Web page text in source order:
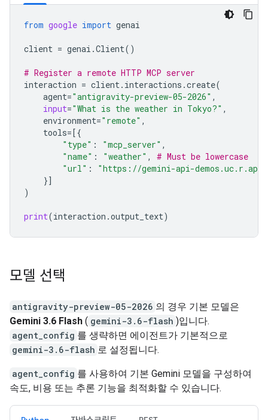
from google import genai
client = genai .Client()
# Register a remote HTTP MCP server
interaction = client. interactions .create(
agent="antigravity-preview-05-2026" ,
input="What is the weather in Tokyo?" ,
environment="remote" ,
tools=[{
"type" : "mcp_server" ,
"name" : "weather" ,
# Must be lowercase
"url" :
"https://gemini-api-
}]
)
print(interaction .output_text)
모델 선택
antigravity-preview-05-2026 의 경우 기본 모델은
Gemini 3.6 Flash ( gemini-3.6-flash )입니다.
agent_config 를 생략하면 에이전트가 기본적으로
gemini-3.6-flash 로 설정됩니다.
agent_config 를 사용하여 기본 Gemini 모델을 구성하여
속도, 비용 또는 추론 기능을 최적화할 수 있습니다.